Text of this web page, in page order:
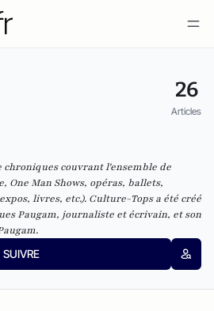
26
Articles
couvrant l'ensemble de
Man Shows, opéras, ballets,
livres, etc.). Culture-Tops a été créé
Paugam, journaliste et écrivain, et son
SUIVRE